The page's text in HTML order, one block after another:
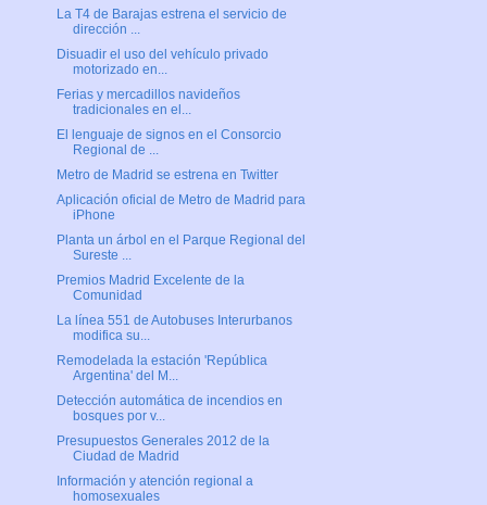
La T4 de Barajas estrena el servicio de
dirección ...
Disuadir el uso del vehículo privado
motorizado en...
Ferias y mercadillos navideños
tradicionales en el...
El lenguaje de signos en el Consorcio
Regional de ...
Metro de Madrid se estrena en Twitter
Aplicación oficial de Metro de Madrid para
iPhone
Planta un árbol en el Parque Regional del
Sureste ...
Premios Madrid Excelente de la
Comunidad
La línea 551 de Autobuses Interurbanos
modifica su...
Remodelada la estación 'República
Argentina' del M...
Detección automática de incendios en
bosques por v...
Presupuestos Generales 2012 de la
Ciudad de Madrid
Información y atención regional a
homosexuales